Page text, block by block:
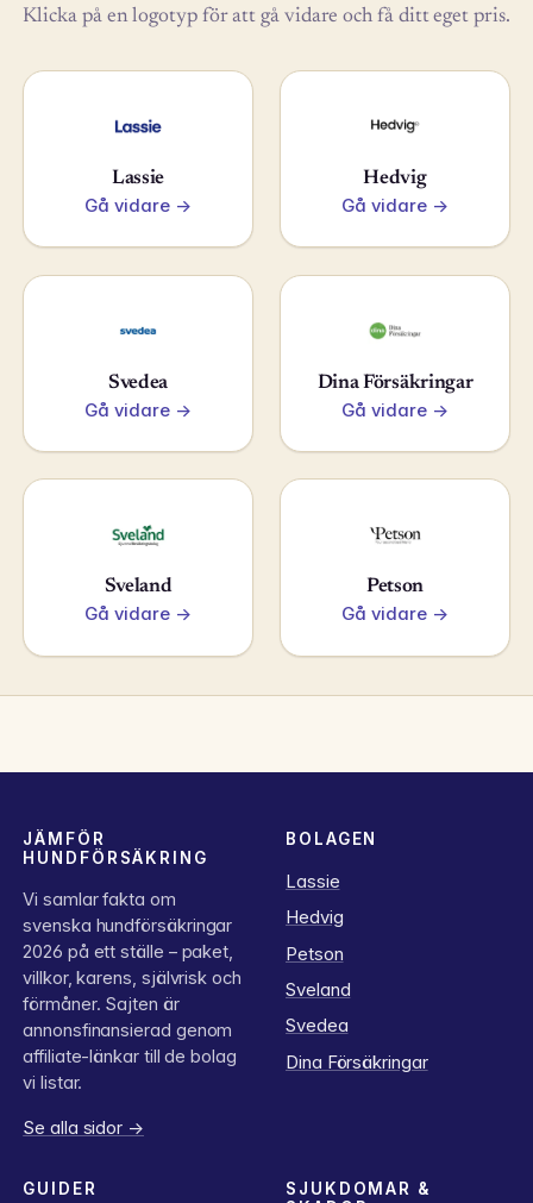
Klicka på en logotyp för att gå vidare och få ditt eget pris.
Lassie
Gå vidare →
Hedvig
Gå vidare →
Svedea
Gå vidare →
Dina Försäkringar
Gå vidare →
Sveland
Gå vidare →
Petson
Gå vidare →
JÄMFÖR
HUNDFÖRSÄKRING
Vi samlar fakta om
svenska hundförsäkringar
2026 på ett ställe – paket,
villkor, karens, självrisk och
förmåner. Sajten är
annonsfinansierad genom
affiliate-länkar till de bolag
vi listar.
Se alla sidor →
BOLAGEN
Lassie
Hedvig
Petson
Sveland
Svedea
Dina Försäkringar
GUIDER
SJUKDOMAR &